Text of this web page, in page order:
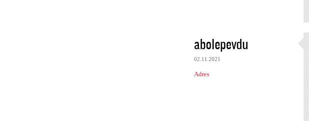
abolepevdu
02.11.2021
Adres